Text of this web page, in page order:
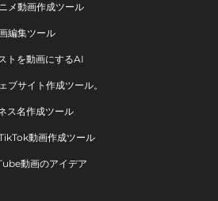
メ動画作成ツール
編集ツール
トを動画にするAI
ブサイト作成ツール。
ス名作成ツール
動画作成ツール
動画のアイデア